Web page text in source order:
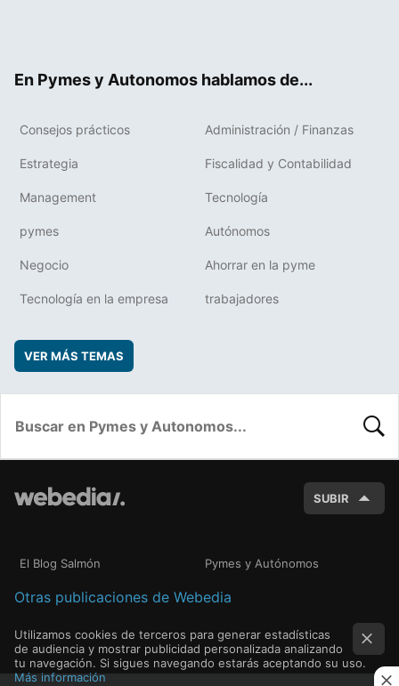
En Pymes y Autonomos hablamos de...
Consejos prácticos Administración / Finanzas
Estrategia Fiscalidad y Contabilidad
Management Tecnología
pymes Autónomos
Negocio Ahorrar en la pyme
Tecnología en la empresa trabajadores
VER MÁS TEMAS
SUBIR
El Blog Salmón Pymes y Autónomos
Otras publicaciones de Webedia
Utilizamos cookies de terceros para generar estadísticas
de audiencia y mostrar publicidad personalizada analizando
tu navegación. Si sigues navegando estarás aceptando su uso.
Más información